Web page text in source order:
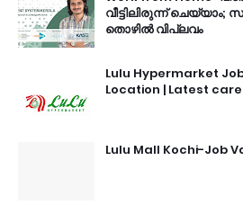
വീട്ടിലിരുന്ന്
തൊഴിൽ വിപ്ലവം
Lulu Hypermarket
Location | Latest
Lulu Mall Kochi-Job